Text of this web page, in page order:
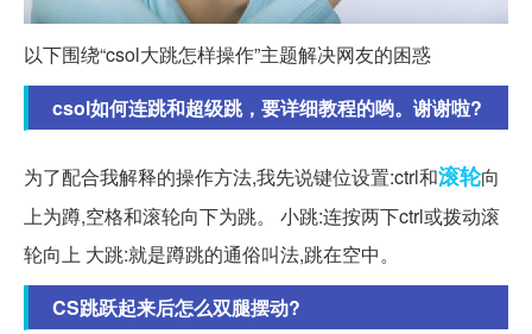
以下围绕“csol大跳怎样操作”主题解决网友的困惑
csol如何连跳和超级跳，要详细教程的哟。谢谢啦?
为了配合我解释的操作方法,我先说键位设置:ctrl和滚轮向
上为蹲,空格和滚轮向下为跳。 小跳:连按两下ctrl或拨动滚
轮向上 大跳:就是蹲跳的通俗叫法,跳在空中。
CS跳跃起来后怎么双腿摆动?